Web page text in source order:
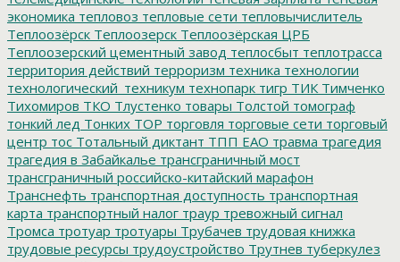
экономика тепловоз тепловые сети тепловычислитель
Теплоозёрск Теплоозерск Теплоозёрская ЦРБ
Теплоозерский цементный завод теплосбыт теплотрасса
территория действий терроризм техника технологии
технологический_техникум технопарк тигр ТИК Тимченко
Тихомиров ТКО Тлустенко товары Толстой томограф
тонкий лед Тонких ТОР торговля торговые сети торговый
центр тос Тотальный диктант ТПП ЕАО травма трагедия
трагедия в Забайкалье трансграничный мост
трансграничный российско-китайский марафон
Транснефть транспортная доступность транспортная
карта транспортный налог траур тревожный сигнал
Тромса тротуар тротуары Трубачев трудовая книжка
трудовые ресурсы трудоустройство Трутнев туберкулез